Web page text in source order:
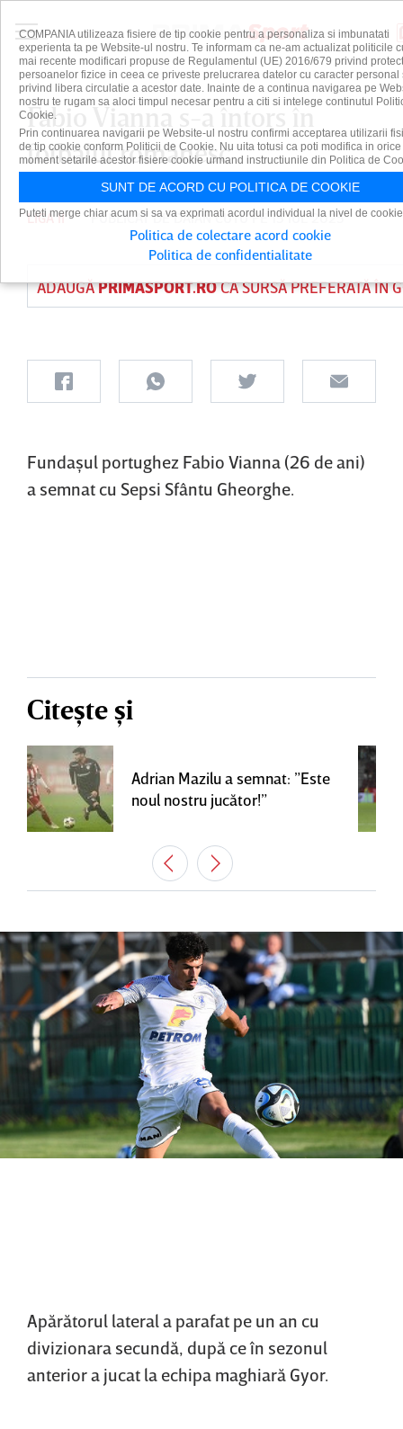
Fabio Vianna s-a întors în
fotbalul românesc
LIGA II PUBLICAT DEDAIAN CUTUPE 15 IUL 2025
ADAUGĂPRIMASPORT.ROCA SURSĂ PREFERATĂ ÎN
Fundaşul portughez Fabio Vianna (26 de ani)
a semnat cu Sepsi Sfântu Gheorghe.
Citește și
Adrian Mazilu a semnat: ”Este
noul nostru jucător!”
Apărătorul lateral a parafat pe un an cu
divizionara secundă, după ce în sezonul
anterior a jucat la echipa maghiară Gyor.
COMPANIA utilizeaza fisiere de tip cookie pentru a personaliza si imbunatati
experienta ta pe Website-ul nostru. Te informam ca ne-am actualizat politicile
mai recente modificari propuse de Regulamentul (UE) 2016/679 privind
persoanelor fizice in ceea ce priveste prelucrarea datelor cu caracter personal
privind libera circulatie a acestor date. Inainte de a continua navigarea pe
nostru te rugam sa aloci timpul necesar pentru a citi si intelege continutul
Cookie.
Prin continuarea navigarii pe Website-ul nostru confirmi acceptarea utilizarii
de tip cookie conform Politicii de Cookie. Nu uita totusi ca poti modifica in orice
moment setarile acestor fisiere cookie urmand instructiunile din Politica de
SUNT DE ACORD CU POLITICA DE COOKIE
Puteti merge chiar acum si sa va exprimati acordul individual la nivel de
Politica de colectare acord cookie
Politica de confidentialitate